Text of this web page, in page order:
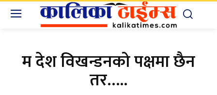
म देश विखन्डनको पक्षमा छैन
तर…..